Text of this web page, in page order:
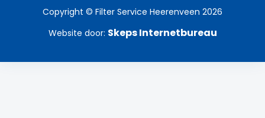
Copyright © Filter Service Heerenveen 2026
Website door: Skeps Internetbureau